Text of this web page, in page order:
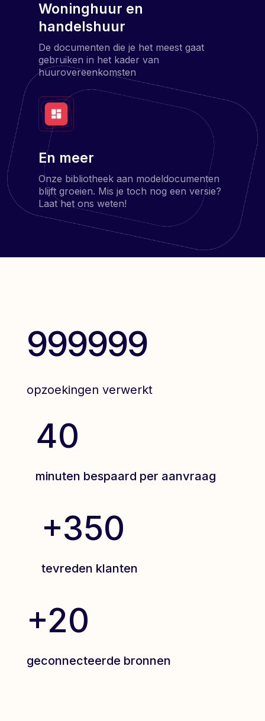
Woninghuur en
handelshuur
De documenten die je het meest gaat
gebruiken in het kader van
huurovereenkomsten
En meer
Onze bibliotheek aan modeldocumenten
blijft groeien. Mis je toch nog een versie?
Laat het ons weten!
999999
opzoekingen verwerkt
40
minuten bespaard per aanvraag
+350
tevreden klanten
+20
geconnecteerde bronnen